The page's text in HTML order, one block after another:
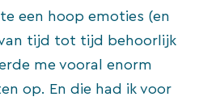
een hoop emoties (en
tijd tot tijd behoorlijk
me vooral enorm
op. En die had ik voor